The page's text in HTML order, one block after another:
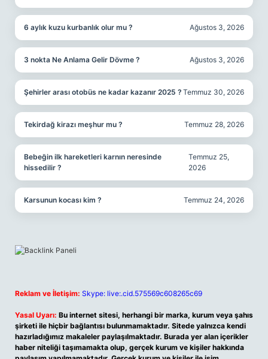
6 aylık kuzu kurbanlık olur mu ? Ağustos 3, 2026
3 nokta Ne Anlama Gelir Dövme ? Ağustos 3, 2026
Şehirler arası otobüs ne kadar kazanır 2025 ? Temmuz 30, 2026
Tekirdağ kirazı meşhur mu ? Temmuz 28, 2026
Bebeğin ilk hareketleri karnın neresinde
hissedilir ?
Temmuz 25,
2026
Karsunun kocası kim ? Temmuz 24, 2026
Reklam ve İletişim: Skype: live:.cid.575569c608265c69
Yasal Uyarı: Bu internet sitesi, herhangi bir marka, kurum veya şahıs
şirketi ile hiçbir bağlantısı bulunmamaktadır. Sitede yalnızca kendi
hazırladığımız makaleler paylaşılmaktadır. Burada yer alan içerikler
haber niteliği taşımamakta olup, gerçek kurum ve kişiler hakkında